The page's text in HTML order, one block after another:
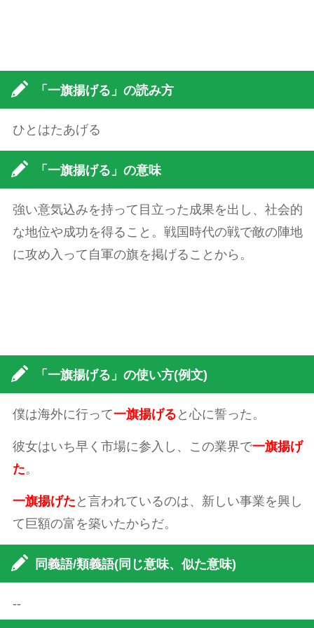
「一旗揚げる」の読み方
ひとはたあげる
「一旗揚げる」の意味
強い意気込みを持って目立った成果を出し、社会的
な地位や成功を得ること。戦国時代の戦で敵の陣地
に攻め入って自軍の旗を掲げることから。
「一旗揚げる」の使い方(例文)
僕は海外に行って一旗揚げる と心に誓った。
彼女はいち早く市場に参入し、この業界で一旗揚げ
た。
一旗揚げた と言われているのは、新しい事業を興し
て巨額の富を築いたからだ。
同義語/類義語(同じ意味、似た意味)
--